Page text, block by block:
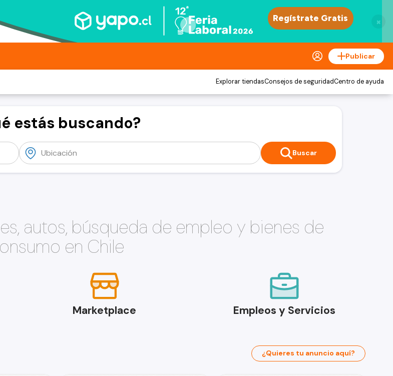
×
Publicar
Explorar tiendasConsejos de seguridadCentro de ayuda
estás buscando?
Buscar
autos, búsqueda de empleo y bienes de
en Chile
Marketplace Empleos y Servicios
¿Quieres tu anuncio aquí?